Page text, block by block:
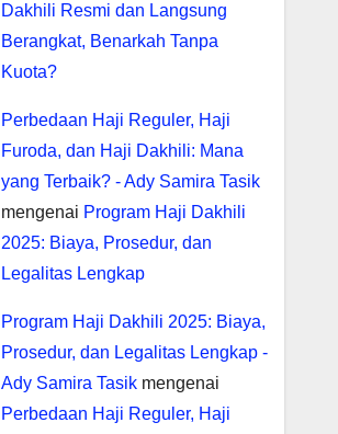
Dakhili Resmi dan Langsung
Berangkat, Benarkah Tanpa
Kuota?
Perbedaan Haji Reguler, Haji
Furoda, dan Haji Dakhili: Mana
yang Terbaik? - Ady Samira Tasik
mengenai Program Haji Dakhili
2025: Biaya, Prosedur, dan
Legalitas Lengkap
Program Haji Dakhili 2025: Biaya,
Prosedur, dan Legalitas Lengkap -
Ady Samira Tasikmengenai
Perbedaan Haji Reguler, Haji